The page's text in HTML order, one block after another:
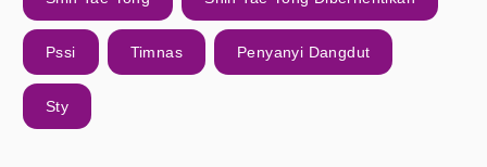
Pssi Timnas Penyanyi Dangdut
Sty